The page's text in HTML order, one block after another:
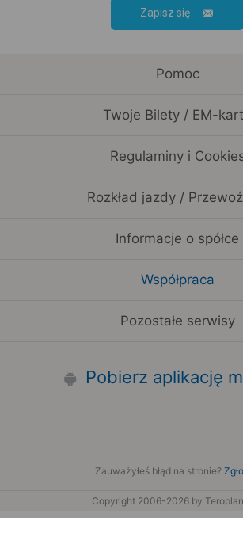
Zapisz się
Pomoc
Twoje Bilety / EM-
Regulaminy i
Rozkład jazdy /
Informacje o spółce
Współpraca
Pozostałe serwisy
Pobierz aplikację
Zauważyłeś błąd na stronie?
Copyright 2006-2026 by